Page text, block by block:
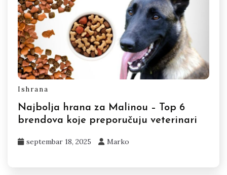
Ishrana
Najbolja hrana za Malinou – Top 6
brendova koje preporučuju veterinari
septembar 18, 2025 Marko